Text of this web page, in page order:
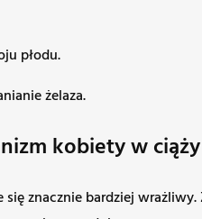
płodu.
żelaza.
kobiety w ciąży
znacznie bardziej